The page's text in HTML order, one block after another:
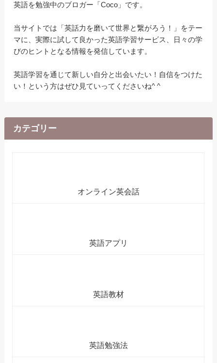
英語を勉強中のブロガー「Coco」です。
当サイトでは「英話力を磨いて世界と繋がろう！」をテー
マに、実際に試して良かった英語学習サービス、日々の学
びのヒントとなる情報を発信しています。
英語学習を通じて新しい自分と出会いたい！自信をつけた
い！という方はぜひ見ていってくださいね^ ^
カテゴリー
オンライン英会話
英語アプリ
英語教材
英語勉強法